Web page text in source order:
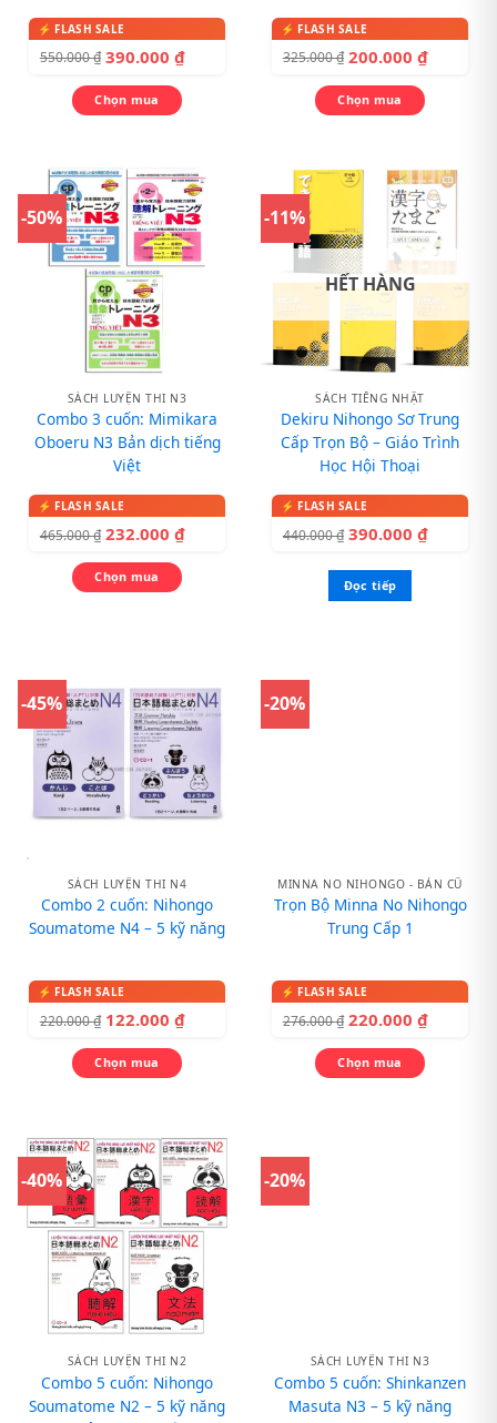
550.000₫ 390.000 ₫
Chọn mua
325.000₫ 200.000 ₫
Chọn mua
-50%
SÁCH LUYỆN THI N3
Combo 3 cuốn: Mimikara
Oboeru N3 Bản dịch tiếng
Việt
465.000₫ 232.000 ₫
Chọn mua
-11%
HẾT HÀNG
SÁCH TIẾNG NHẬT
Dekiru Nihongo Sơ Trung
Cấp Trọn Bộ – Giáo Trình
Học Hội Thoại
440.000₫ 390.000 ₫
Đọc tiếp
-45%
SÁCH LUYỆN THI N4
Combo 2 cuốn: Nihongo
Soumatome N4 – 5 kỹ năng
220.000₫ 122.000 ₫
Chọn mua
-20%
MINNA NO NIHONGO - BẢN CŨ
Trọn Bộ Minna No Nihongo
Trung Cấp 1
276.000₫ 220.000 ₫
Chọn mua
-40%
SÁCH LUYỆN THI N2
Combo 5 cuốn: Nihongo
Soumatome N2 – 5 kỹ năng
-20%
SÁCH LUYỆN THI N3
Combo 5 cuốn: Shinkanzen
Masuta N3 – 5 kỹ năng